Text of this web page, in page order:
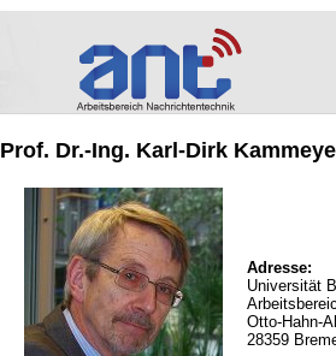
Prof. Dr.-Ing. Karl-Dirk
Adresse:
Universität
Otto-Hahn-
28359